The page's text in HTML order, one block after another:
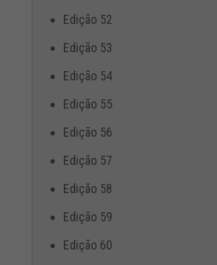
Edição 52
Edição 53
Edição 54
Edição 55
Edição 56
Edição 57
Edição 58
Edição 59
Edição 60